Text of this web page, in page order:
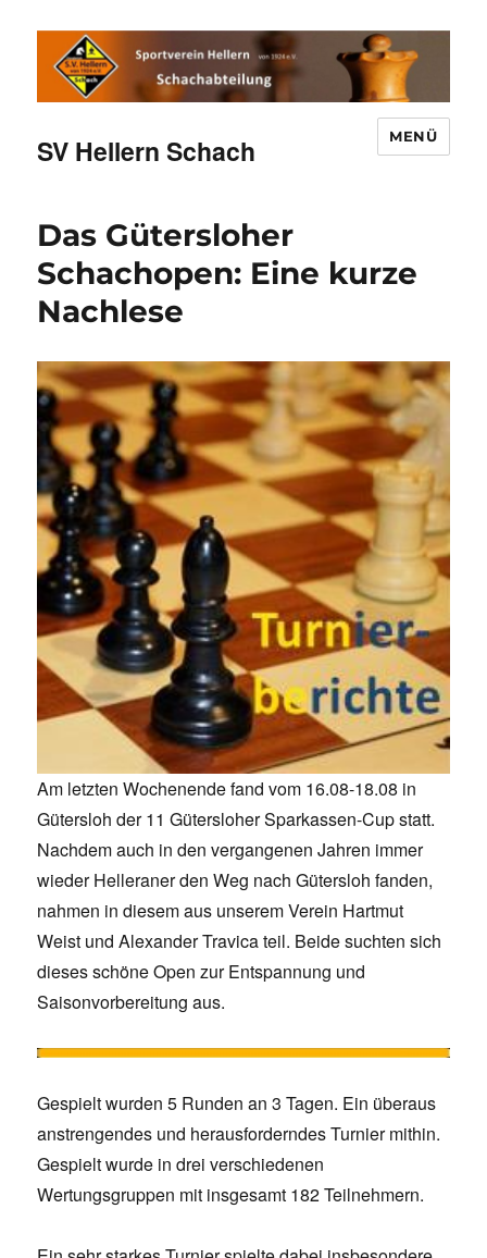
SV Hellern Schach MENÜ
Das Gütersloher
Schachopen: Eine kurze
Nachlese
Am letzten Wochenende fand vom 16.08-18.08 in
Gütersloh der 11 Gütersloher Sparkassen-Cup statt.
Nachdem auch in den vergangenen Jahren immer
wieder Helleraner den Weg nach Gütersloh fanden,
nahmen in diesem aus unserem Verein Hartmut
Weist und Alexander Travica teil. Beide suchten sich
dieses schöne Open zur Entspannung und
Saisonvorbereitung aus.
Gespielt wurden 5 Runden an 3 Tagen. Ein überaus
anstrengendes und herausforderndes Turnier mithin.
Gespielt wurde in drei verschiedenen
Wertungsgruppen mit insgesamt 182 Teilnehmern.